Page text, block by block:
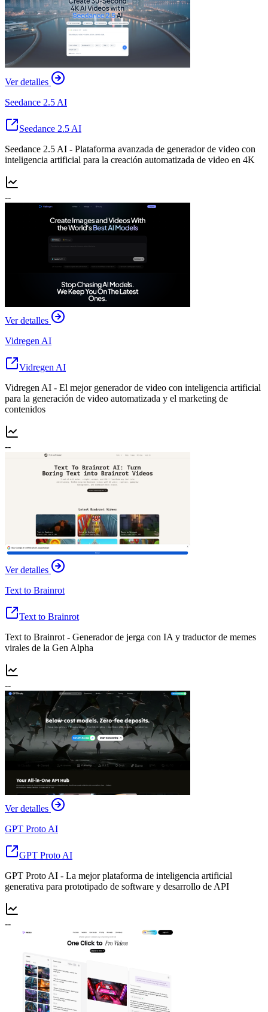
Ver detalles
Seedance 2.5 AI
Seedance 2.5 AI
Seedance 2.5 AI - Plataforma avanzada de generador de video con
inteligencia artificial para la creación automatizada de video en 4K
--
Ver detalles
Vidregen AI
Vidregen AI
Vidregen AI - El mejor generador de video con inteligencia artificial
para la generación de video automatizada y el marketing de
contenidos
--
Ver detalles
Text to Brainrot
Text to Brainrot
Text to Brainrot - Generador de jerga con IA y traductor de memes
virales de la Gen Alpha
--
Ver detalles
GPT Proto AI
GPT Proto AI
GPT Proto AI - La mejor plataforma de inteligencia artificial
generativa para prototipado de software y desarrollo de API
--